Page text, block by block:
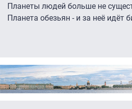
Планеты людей больше не
Планета обезьян - и за неё идёт